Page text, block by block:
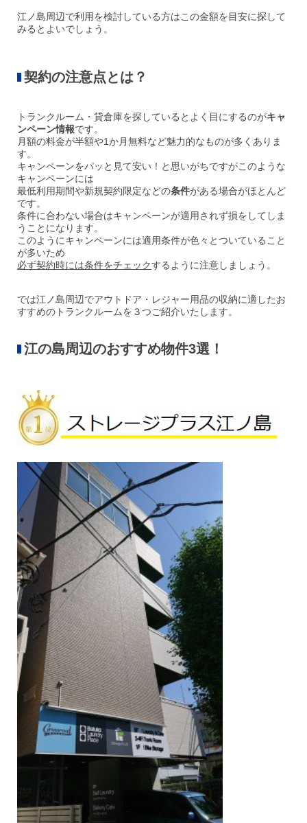
江ノ島周辺で利用を検討している方はこの金額を目安に探して
みるとよいでしょう。
契約の注意点とは？
トランクルーム・貸倉庫を探しているとよく目にするのがキャ
ンペーン情報です。
月額の料金が半額や1か月無料など魅力的なものが多くありま
す。
キャンペーンをパッと見て安い！と思いがちですがこのような
キャンペーンには
最低利用期間や新規契約限定などの条件がある場合がほとんど
です。
条件に合わない場合はキャンペーンが適用されず損をしてしま
うことになります。
このようにキャンペーンには適用条件が色々とついていること
が多いため
必ず契約時には条件をチェックするように注意しましょう。
では江ノ島周辺でアウトドア・レジャー用品の収納に適したお
すすめのトランクルームを ３つご紹介いたします。
江の島周辺のおすすめ物件3選！